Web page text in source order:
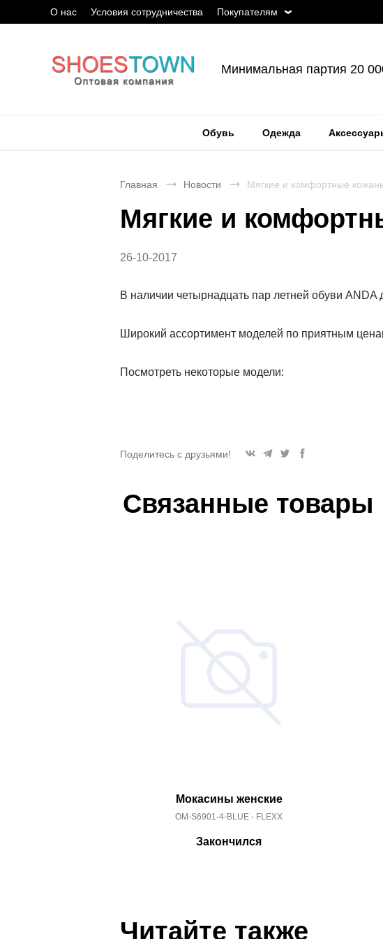
О нас Условия сотрудничества Покупателям
Минимальная партия 20
Обувь Одежда
Главная Новости Мягкие и комфортные
Мягкие и
26-10-2017
В наличии четырнадцать пар летней обуви
Широкий ассортимент моделей по приятным
Посмотреть некоторые модели:
Поделитесь с друзьями!
Связанные товары
Мокасины женские
OM-S6901-4-BLUE - FLEXX
Закончился
Читайте также